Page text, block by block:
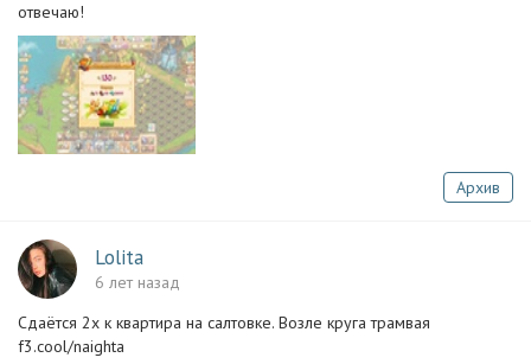
отвечаю!
Архив
Lolita
6 лет назад
Сдаётся 2х к квартира на салтовке. Возле круга трамвая
f3.cool/naighta